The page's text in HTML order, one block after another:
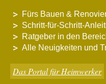
Fürs Bauen &
Schritt-für-Schritt-
Ratgeber in den
Alle Neuigkeiten und
Das Portal für Heimwerker